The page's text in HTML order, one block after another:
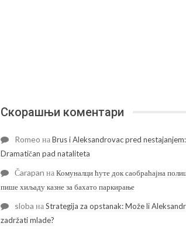
Скорашњи коментари
Romeo наBrus i Aleksandrovac pred nestajanjem:
Dramatičan pad nataliteta
Čarapan наКомуналци ћуте док саобраћајна
пише хиљаду казне за бахато паркирање
sloba наStrategija za opstanak: Može li
zadržati mlade?